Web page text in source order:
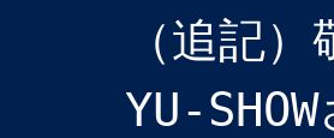
（追記
YU-